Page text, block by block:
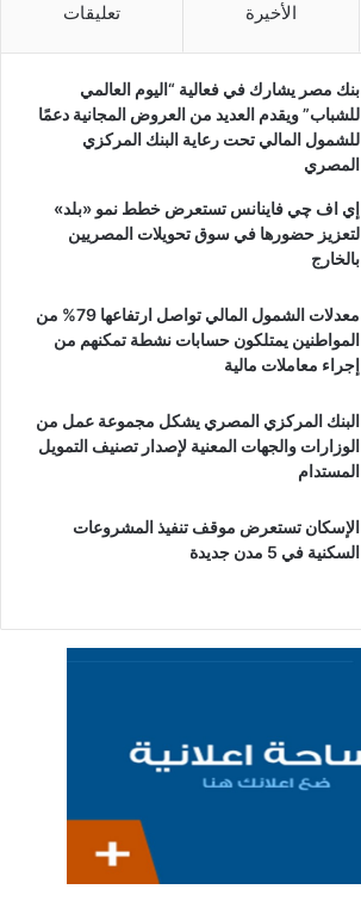
الأخيرة تعليقات
بنك مصر يشارك في فعالية “اليوم العالمي
للشباب” ويقدم العديد من العروض المجانية دعمًا
للشمول المالي تحت رعاية البنك المركزي
المصري
إي اف چي فاينانس تستعرض خطط نمو «بلد»
لتعزيز حضورها في سوق تحويلات المصريين
بالخارج
معدلات الشمول المالي تواصل ارتفاعها 79% من
المواطنين يمتلكون حسابات نشطة تمكنهم من
إجراء معاملات مالية
البنك المركزي المصري يشكل مجموعة عمل من
الوزارات والجهات المعنية لإصدار تصنيف التمويل
المستدام
الإسكان تستعرض موقف تنفيذ المشروعات
السكنية في 5 مدن جديدة